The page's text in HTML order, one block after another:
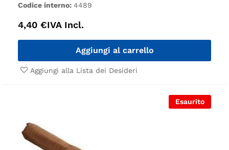
Codice interno: 4489
4,40 €IVA Incl.
Aggiungi al carrello
Aggiungi alla Lista dei Desideri
Esaurito